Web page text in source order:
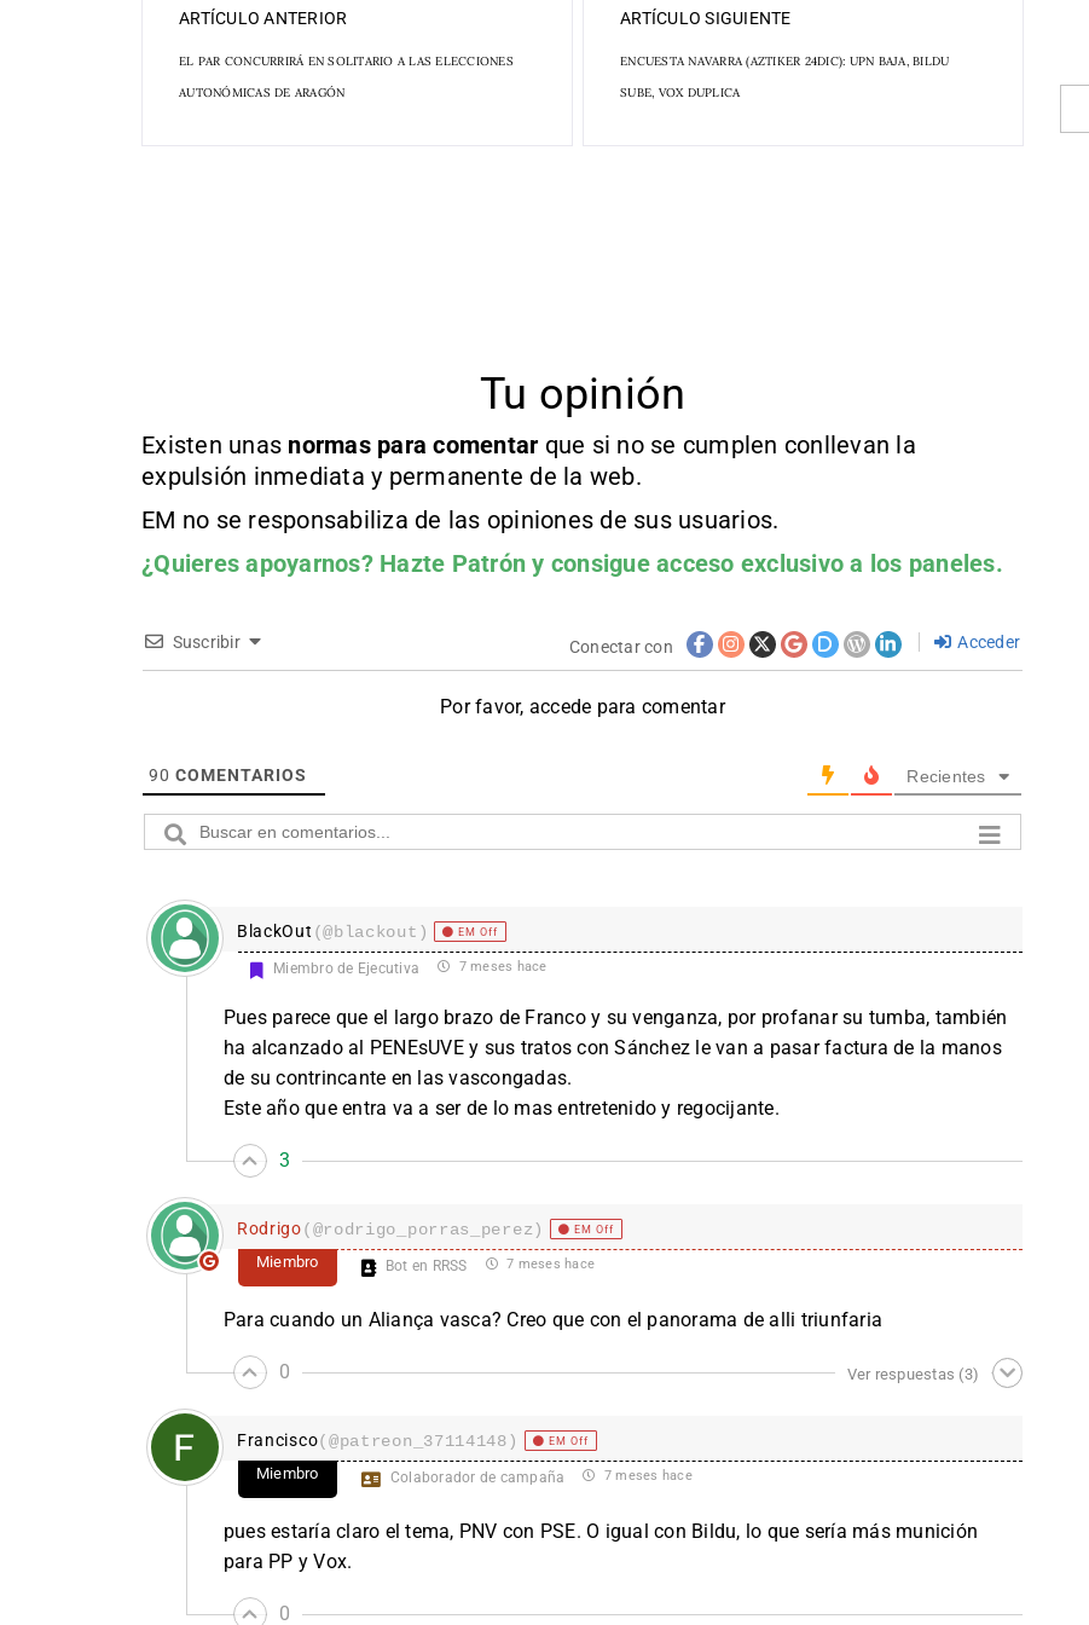
ARTÍCULO ANTERIOR
EL PAR CONCURRIRÁ EN SOLITARIO A LAS ELECCIONES
AUTONÓMICAS DE ARAGÓN
ARTÍCULO SIGUIENTE
ENCUESTA NAVARRA (AZTIKER 24DIC): UPN BAJA, BILDU
SUBE, VOX DUPLICA
Tu opinión
Existen unas normas para comentar que si no se cumplen conllevan la
expulsión inmediata y permanente de la web.
EM no se responsabiliza de las opiniones de sus usuarios.
¿Quieres apoyarnos? Hazte Patrón y consigue acceso exclusivo a los paneles.
Suscribir Conectar con Acceder
Por favor, accede para comentar
90 COMENTARIOS Recientes
BlackOut (@blackout) EM Off
Miembro de Ejecutiva 7 meses hace
Pues parece que el largo brazo de Franco y su venganza, por profanar su tumba, también
ha alcanzado al PENEsUVE y sus tratos con Sánchez le van a pasar factura de la manos
de su contrincante en las vascongadas.
Este año que entra va a ser de lo mas entretenido y regocijante.
3
Rodrigo(@rodrigo_porras_perez) EM Off
Miembro Bot en RRSS 7 meses hace
Para cuando un Aliança vasca? Creo que con el panorama de alli triunfaria
0 Ver respuestas (3)
Francisco(@patreon_37114148) EM Off
Miembro Colaborador de campaña 7 meses hace
pues estaría claro el tema, PNV con PSE. O igual con Bildu, lo que sería más munición
para PP y Vox.
0